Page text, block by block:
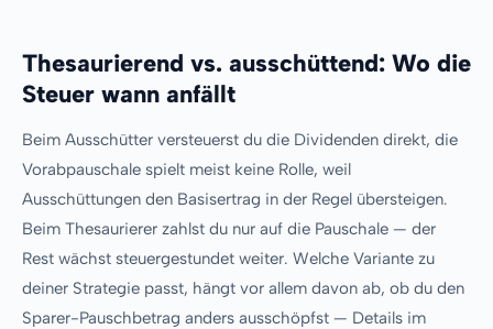
Thesaurierend vs. ausschüttend: Wo die
Steuer wann anfällt
Beim Ausschütter versteuerst du die Dividenden direkt, die
Vorabpauschale spielt meist keine Rolle, weil
Ausschüttungen den Basisertrag in der Regel übersteigen.
Beim Thesaurierer zahlst du nur auf die Pauschale — der
Rest wächst steuergestundet weiter. Welche Variante zu
deiner Strategie passt, hängt vor allem davon ab, ob du den
Sparer-Pauschbetrag anders ausschöpfst — Details im